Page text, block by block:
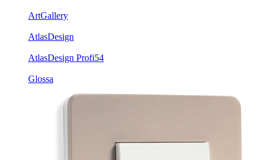
ArtGallery
AtlasDesign
AtlasDesign Profi54
Glossa